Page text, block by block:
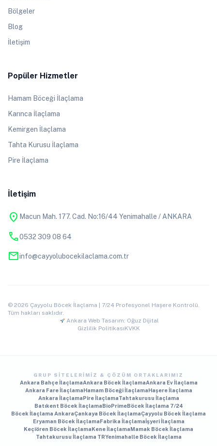
Bölgeler
Blog
İletişim
Popüler Hizmetler
Hamam Böceği İlaçlama
Karınca İlaçlama
Kemirgen İlaçlama
Tahta Kurusu İlaçlama
Pire İlaçlama
İletişim
location_on Macun Mah. 177. Cad. No:16/44 Yenimahalle / ANKARA
phone0532 309 08 64
mailinfo@cayyolubocekilaclama.com.tr
© 2026 Çayyolu Böcek İlaçlama | 7/24 Profesyonel Haşere Kontrolü.
Tüm hakları saklıdır.
Ankara Web Tasarım: Oğuz Dijital
Gizlilik PolitikasıKVKK
GRUP SITELERIMIZ & ÇÖZÜM ORTAKLARIMIZ
Ankara Bahçe İlaçlamaAnkara Böcek İlaçlamaAnkara Ev İlaçlama
Ankara Fare İlaçlamaHamam Böceği İlaçlamaHaşere İlaçlama
Ankara İlaçlamaPire İlaçlamaTahtakurusu İlaçlama
Batıkent Böcek İlaçlamaBioPrimeBöcek İlaçlama 7/24
Böcek İlaçlama AnkaraÇankaya Böcek İlaçlamaÇayyolu Böcek İlaçlama
Eryaman Böcek İlaçlamaFabrika İlaçlamaİşyeri İlaçlama
Keçiören Böcek İlaçlamaKene İlaçlamaMamak Böcek İlaçlama
Tahtakurusu İlaçlama TRYenimahalle Böcek İlaçlama